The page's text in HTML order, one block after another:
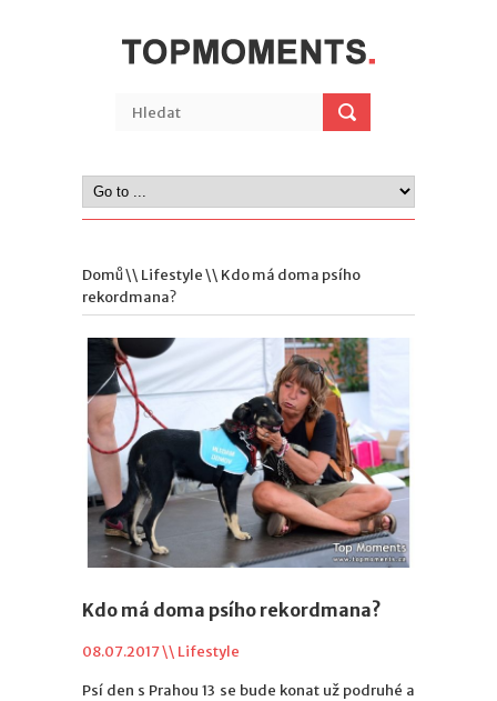
Domů\\ Lifestyle\\ Kdo má doma psího
rekordmana?
Kdo má doma psího rekordmana?
08.07.2017 \\ Lifestyle
Psí den s Prahou 13 se bude konat už podruhé a